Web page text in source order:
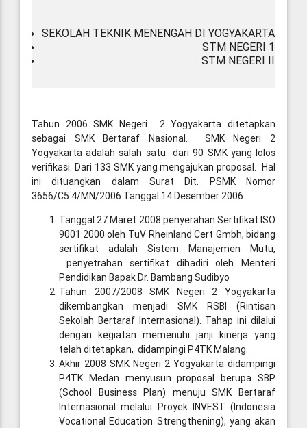
SEKOLAH TEKNIK MENENGAH DI YOGYAKARTA
STM NEGERI 1
STM NEGERI II
Tahun 2006 SMK Negeri 2 Yogyakarta ditetapkan
sebagai SMK Bertaraf Nasional. SMK Negeri 2
Yogyakarta adalah salah satu dari 90 SMK yang lolos
verifikasi. Dari 133 SMK yang mengajukan proposal. Hal
ini dituangkan dalam Surat Dit. PSMK Nomor
3656/C5.4/MN/2006 Tanggal 14 Desember 2006.
Tanggal 27 Maret 2008 penyerahan Sertifikat ISO
9001:2000 oleh TuV Rheinland Cert Gmbh, bidang
sertifikat adalah Sistem Manajemen Mutu,
penyetrahan sertifikat dihadiri oleh Menteri
Pendidikan Bapak Dr. Bambang Sudibyo
Tahun 2007/2008 SMK Negeri 2 Yogyakarta
dikembangkan menjadi SMK RSBI (Rintisan
Sekolah Bertaraf Internasional). Tahap ini dilalui
dengan kegiatan memenuhi janji kinerja yang
telah ditetapkan, didampingi P4TK Malang.
Akhir 2008 SMK Negeri 2 Yogyakarta didampingi
P4TK Medan menyusun proposal berupa SBP
(School Business Plan) menuju SMK Bertaraf
Internasional melalui Proyek INVEST (Indonesia
Vocational Education Strengthening), yang akan